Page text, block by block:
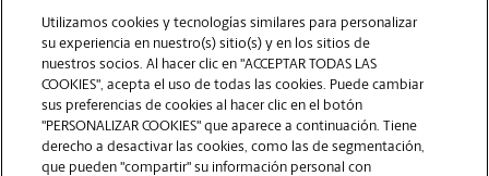
Utilizamos cookies y tecnologías similares para personalizar
su experiencia en nuestro(s) sitio(s) y en los sitios de
nuestros socios. Al hacer clic en "ACCEPTAR TODAS LAS
COOKIES", acepta el uso de todas las cookies. Puede cambiar
sus preferencias de cookies al hacer clic en el botón
"PERSONALIZAR COOKIES" que aparece a continuación. Tiene
derecho a desactivar las cookies, como las de segmentación,
que pueden "compartir" su información personal con